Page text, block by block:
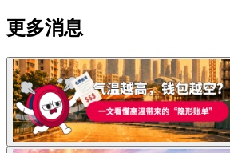
更多消息